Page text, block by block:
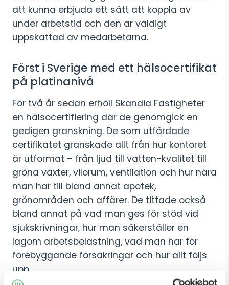
att kunna erbjuda ett sätt att koppla av
under arbetstid och den är väldigt
uppskattad av medarbetarna.
Först i Sverige med ett hälsocertifikat
på platinanivå
För två år sedan erhöll Skandia Fastigheter
en hälsocertifiering där de genomgick en
gedigen granskning. De som utfärdade
certifikatet granskade allt från hur kontoret
är utformat – från ljud till vatten-kvalitet till
gröna växter, vilorum, ventilation och hur nära
man har till bland annat apotek,
grönområden och affärer. De tittade också
bland annat på vad man ges för stöd vid
sjukskrivningar, hur man säkerställer en
lagom arbetsbelastning, vad man har för
förebyggande försäkringar och hur allt följs
upp.